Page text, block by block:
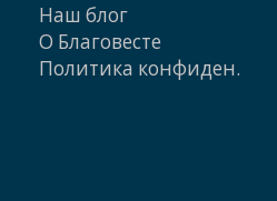
Наш блог
О Благовесте
Политика конфиден.